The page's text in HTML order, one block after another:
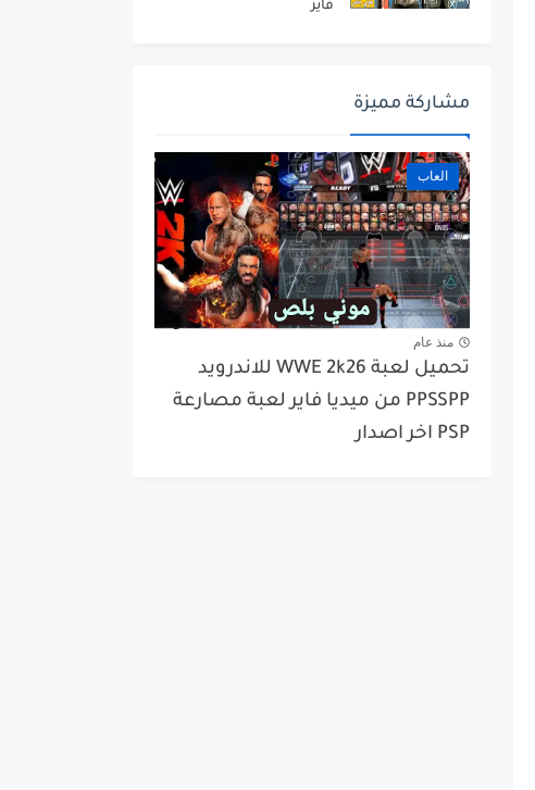
فاير
مشاركة مميزة
العاب
منذ عام
تحميل لعبة WWE 2k26 للاندرويد
PPSSPP من ميديا فاير لعبة مصارعة
PSP اخر اصدار